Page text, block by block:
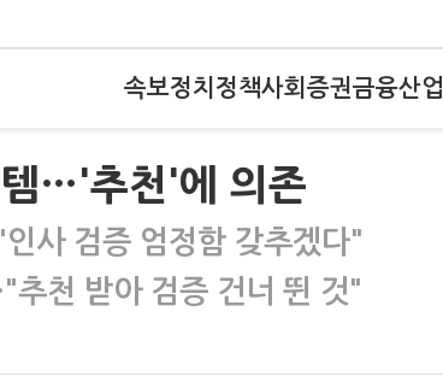
속보정치 정책사회 증권금융산업
템…'추천'에 의존
사 검증 엄정함 갖추겠다"
천 받아 검증 건너 뛴 것"